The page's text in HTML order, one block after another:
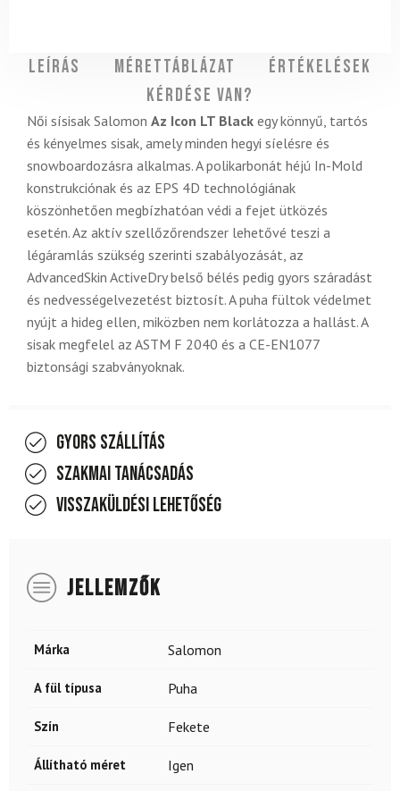
Leírás Mérettáblázat
Értékelések
Kérdése van?
Női sísisak Salomon Az Icon LT Black egy könnyű, tartós
és kényelmes sisak, amely minden hegyi síelésre és
snowboardozásra alkalmas. A polikarbonát héjú In-Mold
konstrukciónak és az EPS 4D technológiának
köszönhetően megbízhatóan védi a fejet ütközés
esetén. Az aktív szellőzőrendszer lehetővé teszi a
légáramlás szükség szerinti szabályozását, az
AdvancedSkin ActiveDry belső bélés pedig gyors száradást
és nedvességelvezetést biztosít. A puha fültok védelmet
nyújt a hideg ellen, miközben nem korlátozza a hallást. A
sisak megfelel az ASTM F 2040 és a CE-EN1077
biztonsági szabványoknak.
Gyors szállítás
Szakmai tanácsadás
Visszaküldési lehetőség
JELLEMZŐK
Márka Salomon
A fül típusa Puha
Szín Fekete
Állítható méret Igen